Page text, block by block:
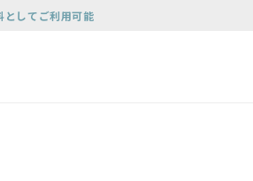
してご利用可能